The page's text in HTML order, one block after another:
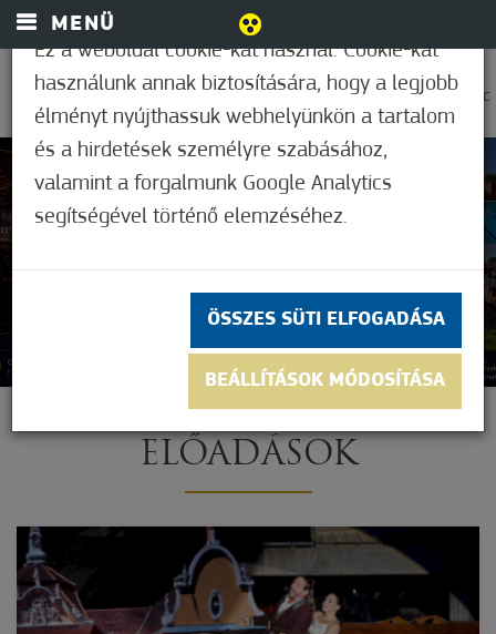
MENÜ
0
36,1°C
ELŐADÁSOK
Ez a weboldal cookie-kat használ. Cookie-kat
használunk annak biztosítására, hogy a legjobb
élményt nyújthassuk webhelyünkön a tartalom
és a hirdetések személyre szabásához,
valamint a forgalmunk Google Analytics
segítségével történő elemzéséhez.
ÖSSZES SÜTI ELFOGADÁSA
BEÁLLÍTÁSOK MÓDOSÍTÁSA